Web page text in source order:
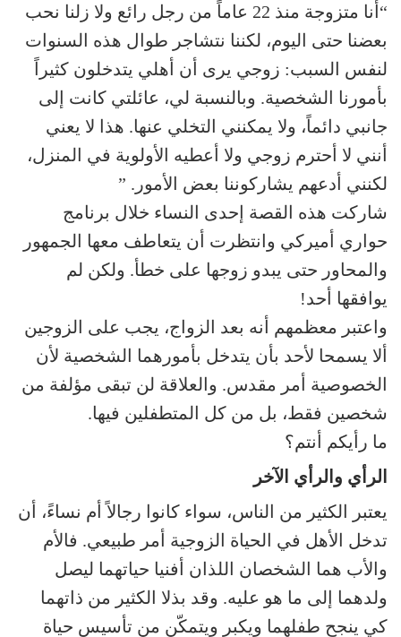
“أنا متزوجة منذ 22 عاماً من رجل رائع ولا زلنا نحب
بعضنا حتى اليوم، لكننا نتشاجر طوال هذه السنوات
لنفس السبب: زوجي يرى أن أهلي يتدخلون كثيراً
بأمورنا الشخصية. وبالنسبة لي، عائلتي كانت إلى
جانبي دائماً، ولا يمكنني التخلي عنها. هذا لا يعني
أنني لا أحترم زوجي ولا أعطيه الأولوية في المنزل،
لكنني أدعهم يشاركوننا بعض الأمور. ”
شاركت هذه القصة إحدى النساء خلال برنامج
حواري أميركي وانتظرت أن يتعاطف معها الجمهور
والمحاور حتى يبدو زوجها على خطأ. ولكن لم
يوافقها أحد!
واعتبر معظمهم أنه بعد الزواج، يجب على الزوجين
ألا يسمحا لأحد بأن يتدخل بأمورهما الشخصية لأن
الخصوصية أمر مقدس. والعلاقة لن تبقى مؤلفة من
شخصين فقط، بل من كل المتطفلين فيها.
ما رأيكم أنتم؟
الرأي والرأي الآخر
يعتبر الكثير من الناس، سواء كانوا رجالاً أم نساءً، أن
تدخل الأهل في الحياة الزوجية أمر طبيعي. فالأم
والأب هما الشخصان اللذان أفنيا حياتهما ليصل
ولدهما إلى ما هو عليه. وقد بذلا الكثير من ذاتهما
كي ينجح طفلهما ويكبر ويتمكّن من تأسيس حياة